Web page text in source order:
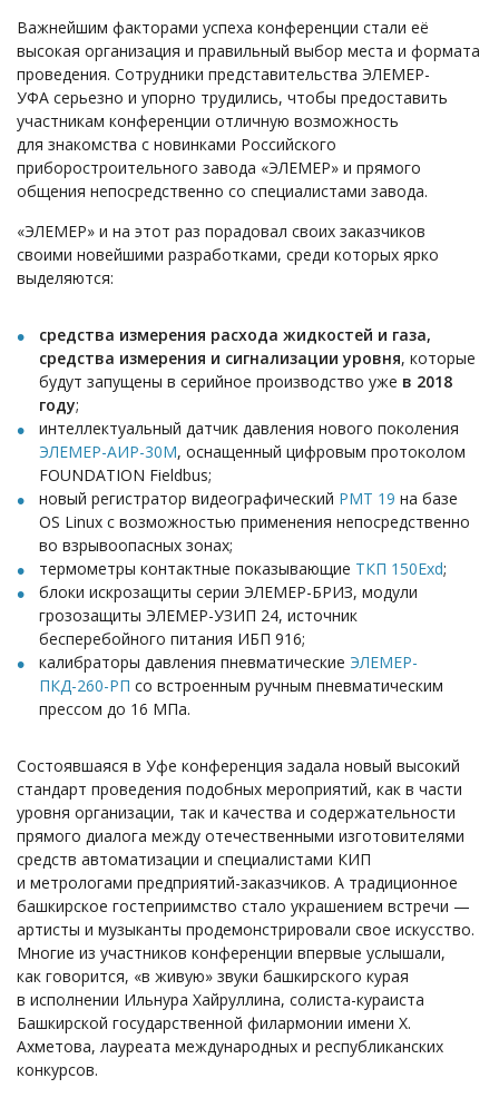
Важнейшим факторами успеха конференции стали её
высокая организация и правильный выбор места и формата
проведения. Сотрудники представительства ЭЛЕМЕР-
УФА серьезно и упорно трудились, чтобы предоставить
участникам конференции отличную возможность
для знакомства с новинками Российского
приборостроительного завода «ЭЛЕМЕР» и прямого
общения непосредственно со специалистами завода.
«ЭЛЕМЕР» и на этот раз порадовал своих заказчиков
своими новейшими разработками, среди которых ярко
выделяются:
средства измерения расхода жидкостей и газа,
средства измерения и сигнализации уровня, которые
будут запущены в серийное производство уже в 2018
году;
интеллектуальный датчик давления нового поколения
ЭЛЕМЕР-АИР-30М, оснащенный цифровым протоколом
FOUNDATION Fieldbus;
новый регистратор видеографический РМТ 19 на базе
OS Linux с возможностью применения непосредственно
во взрывоопасных зонах;
термометры контактные показывающие ТКП 150Exd;
блоки искрозащиты серии ЭЛЕМЕР-БРИЗ, модули
грозозащиты ЭЛЕМЕР-УЗИП 24, источник
бесперебойного питания ИБП 916;
калибраторы давления пневматические ЭЛЕМЕР-
ПКД-260-РП со встроенным ручным пневматическим
прессом до 16 МПа.
Состоявшаяся в Уфе конференция задала новый высокий
стандарт проведения подобных мероприятий, как в части
уровня организации, так и качества и содержательности
прямого диалога между отечественными изготовителями
средств автоматизации и специалистами КИП
и метрологами предприятий-заказчиков. А традиционное
башкирское гостеприимство стало украшением встречи —
артисты и музыканты продемонстрировали свое искусство.
Многие из участников конференции впервые услышали,
как говорится, «в живую» звуки башкирского курая
в исполнении Ильнура Хайруллина, солиста-кураиста
Башкирской государственной филармонии имени Х.
Ахметова, лауреата международных и республиканских
конкурсов.